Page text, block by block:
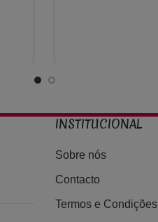
INSTITUCIONAL
Sobre nós
Contacto
Termos e Condições